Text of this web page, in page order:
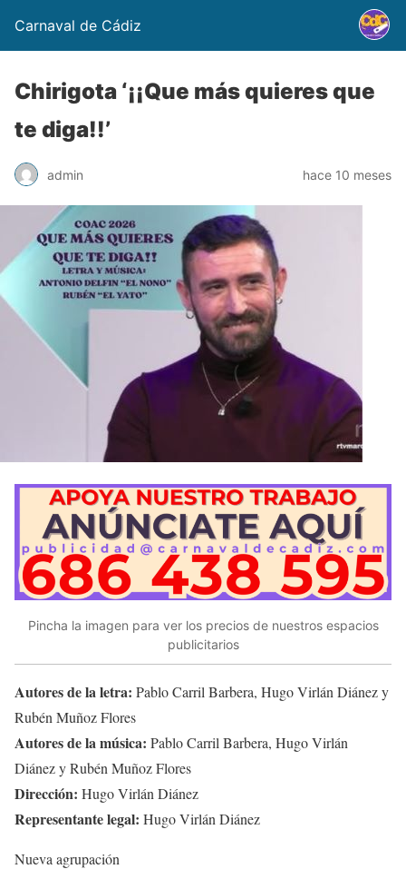
Carnaval de Cádiz
Chirigota ‘¡¡Que más quieres que
te diga!!’
admin hace 10 meses
Pincha la imagen para ver los precios de nuestros espacios
publicitarios
Autores de la letra: Pablo Carril Barbera, Hugo Virlán Diánez y
Rubén Muñoz Flores
Autores de la música: Pablo Carril Barbera, Hugo Virlán
Diánez y Rubén Muñoz Flores
Dirección: Hugo Virlán Diánez
Representante legal: Hugo Virlán Diánez
Nueva agrupación